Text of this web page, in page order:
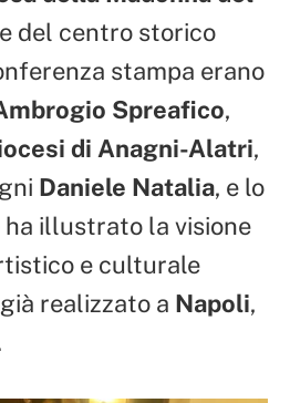
del centro storico
stampa erano
Spreafico,
di Anagni-Alatri,
Daniele Natalia, e lo
ha illustrato la visione
e culturale
realizzato a Napoli,